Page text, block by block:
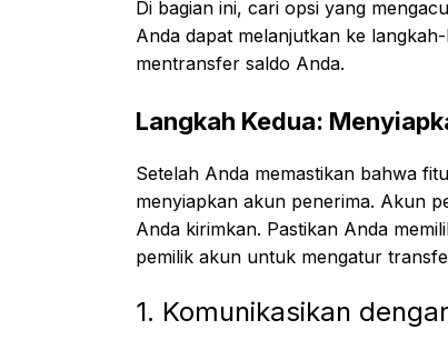
Di bagian ini, cari opsi yang
Anda dapat melanjutkan ke
mentransfer saldo Anda.
Langkah Kedua:
Setelah Anda memastikan bahwa
menyiapkan akun penerima. Akun
Anda kirimkan. Pastikan Anda
pemilik akun untuk mengatur
1. Komunikasikan